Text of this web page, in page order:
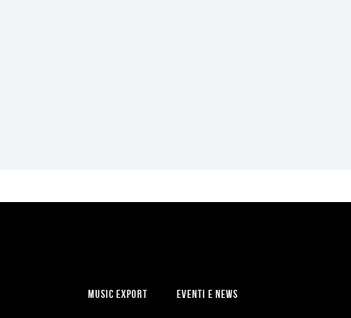
MUSIC EXPORT EVENTI E NEWS